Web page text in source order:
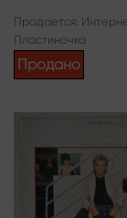
Продается:
Пластиночка
Продано